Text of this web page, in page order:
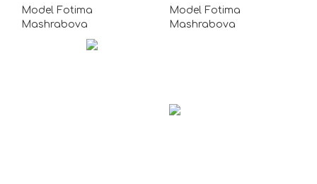
Model Fotima
Mashrabova
Model Fotima
Mashrabova